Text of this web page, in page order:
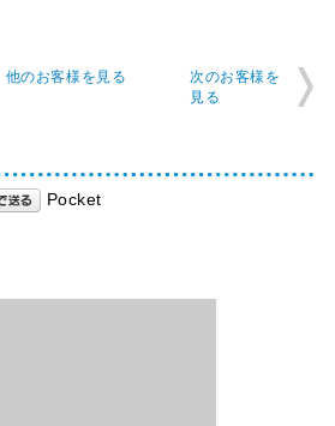
他のお客様を見る
次のお客様を
見る
Pocket